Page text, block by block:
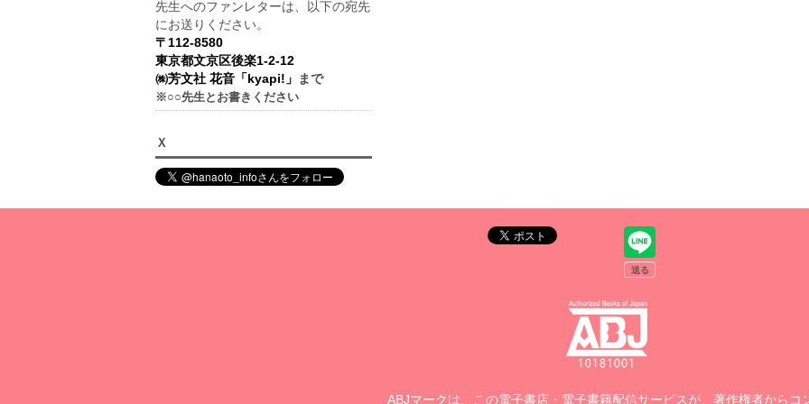
先生へのファンレターは、以下の宛先
にお送りください。
〒112-8580
東京都文京区後楽1-2-12
㈱芳文社 花音「kyapi!」
まで
※○○先生とお書きください
Ｘ
ABJマークは、この電子書店・電子書籍配信サービスが、著作権者からコ